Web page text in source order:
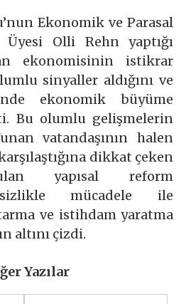
Ekonomik ve Parasal
Olli Rehn yaptığı
ekonomisinin istikrar
sinyaller aldığını ve
ekonomik büyüme
Bu olumlu gelişmelerin
vatandaşının halen
dikkat çeken
yapısal reform
mücadele ile
ve istihdam yaratma
altını çizdi.
Yazılar